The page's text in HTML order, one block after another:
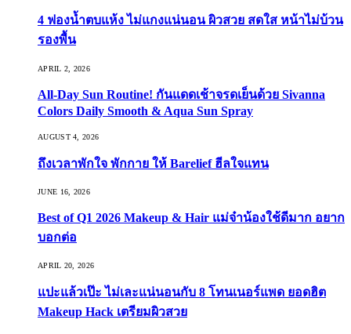
4 ฟองน้ำตบแห้ง ไม่แกงแน่นอน ผิวสวย สดใส หน้าไม่บ้วน
รองพื้น
APRIL 2, 2026
All-Day Sun Routine! กันแดดเช้าจรดเย็นด้วย Sivanna
Colors Daily Smooth & Aqua Sun Spray
AUGUST 4, 2026
ถึงเวลาพักใจ พักกาย ให้ Barelief ฮีลใจแทน
JUNE 16, 2026
Best of Q1 2026 Makeup & Hair แม่จ๋าน้องใช้ดีมาก อยาก
บอกต่อ
APRIL 20, 2026
แปะแล้วเป๊ะ ไม่เละแน่นอนกับ 8 โทนเนอร์แพด ยอดฮิต
Makeup Hack เตรียมผิวสวย